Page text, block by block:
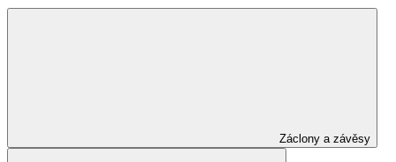
Záclony a závěsy